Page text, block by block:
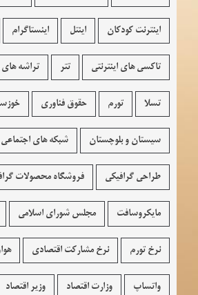
اینترنت کودکان اینتل اینستاگرام
تاکسی های اینترنتی تتر تراشه
تسلا تورم حقوق فناوری
سیستان و بلوچستان شبکه های اجتماعی
طراحی گرافیکی فروشگاه محصولات
مایکروسافت مجلس شورای اسلامی
نرخ تورم نرخ مشارکت اقتصادی
واتساپ وزارت اقتصاد وزیر اقتصاد